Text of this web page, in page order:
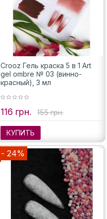
Crooz Гель краска 5 в 1 Art
gel ombre № 03 (винно-
красный), 3 мл
116 грн. 155 грн.
КУПИТЬ
- 24%